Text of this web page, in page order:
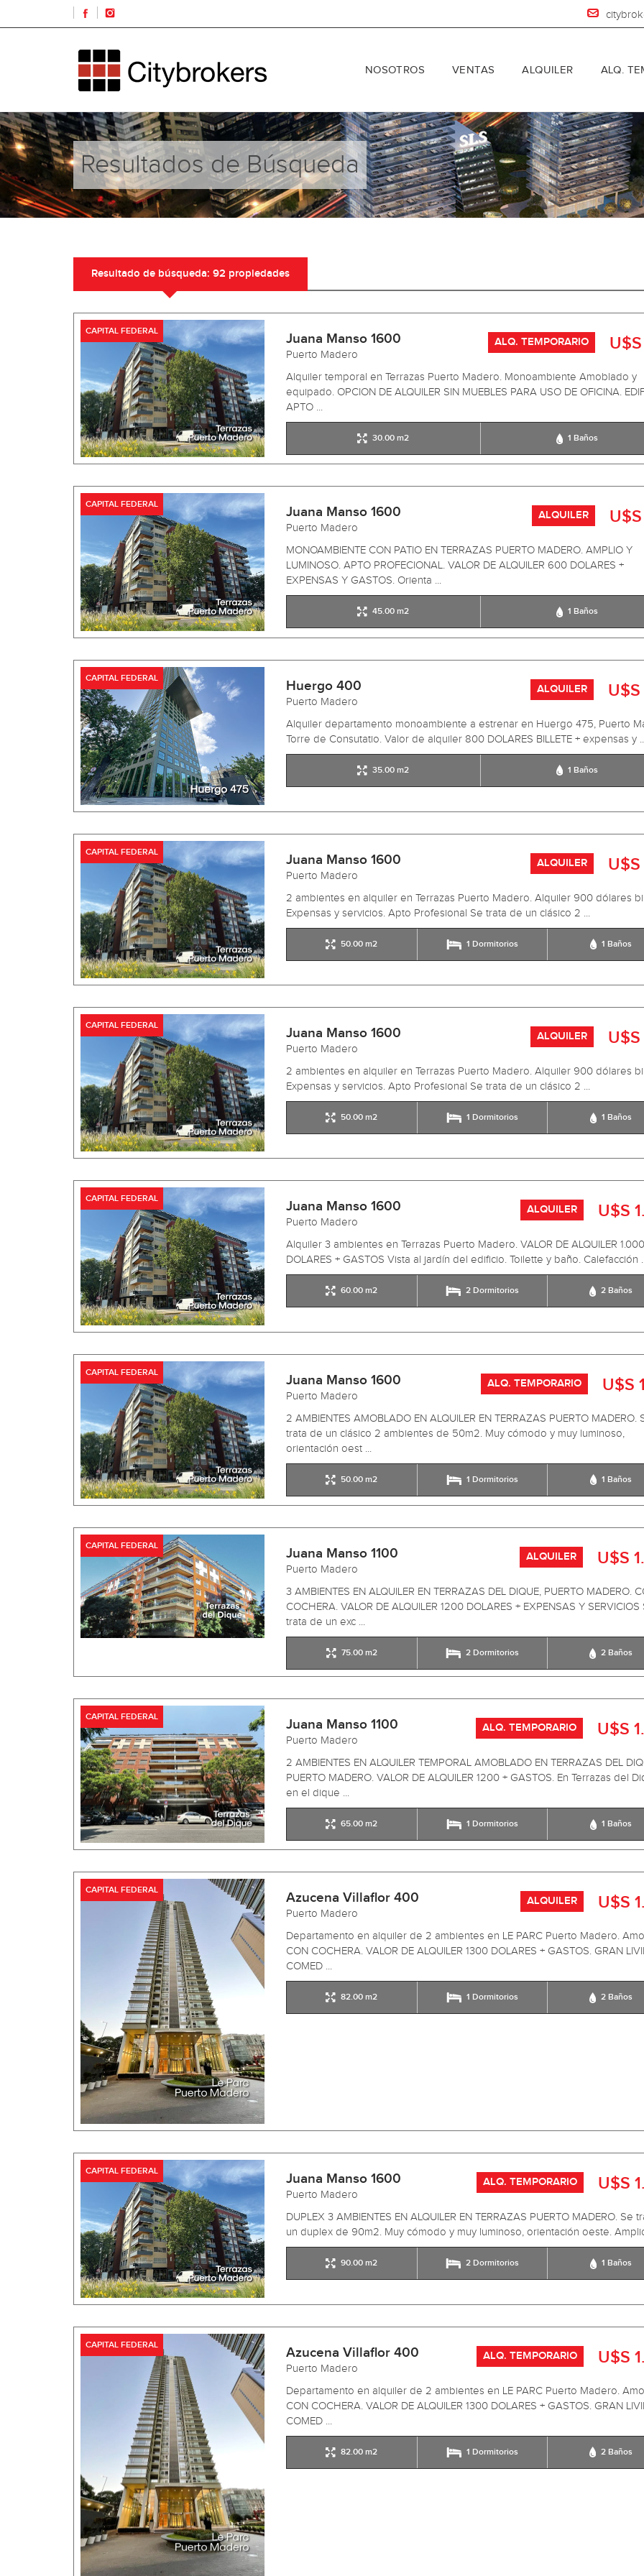
NOSOTROS VENTAS ALQUILER ALQ.
Resultados de Búsqueda
Resultado de búsqueda: 92 propiedades
CAPITAL FEDERAL
ALQ. TEMPORARIO
Juana Manso 1600
Puerto Madero
Alquiler temporal en Terrazas Puerto Madero. Monoambiente Amoblado y
equipado. OPCION DE ALQUILER SIN MUEBLES PARA USO DE OFICINA.
APTO ...
30.00 m2 1 Baños
CAPITAL FEDERAL
ALQUILER
Juana Manso 1600
Puerto Madero
MONOAMBIENTE CON PATIO EN TERRAZAS PUERTO MADERO. AMPLIO Y
LUMINOSO. APTO PROFECIONAL. VALOR DE ALQUILER 600 DOLARES +
EXPENSAS Y GASTOS. Orienta ...
45.00 m2 1 Baños
CAPITAL FEDERAL
ALQUILER
Huergo 400
Puerto Madero
Alquiler departamento monoambiente a estrenar en Huergo 475, Puerto
Torre de Consutatio. Valor de alquiler 800 DOLARES BILLETE + expensas y
35.00 m2 1 Baños
CAPITAL FEDERAL
ALQUILER
Juana Manso 1600
Puerto Madero
2 ambientes en alquiler en Terrazas Puerto Madero. Alquiler 900 dólares
Expensas y servicios. Apto Profesional Se trata de un clásico 2 ...
50.00 m2 1 Dormitorios 1 Baños
CAPITAL FEDERAL
ALQUILER
Juana Manso 1600
Puerto Madero
2 ambientes en alquiler en Terrazas Puerto Madero. Alquiler 900 dólares
Expensas y servicios. Apto Profesional Se trata de un clásico 2 ...
50.00 m2 1 Dormitorios 1 Baños
CAPITAL FEDERAL
U$S
ALQUILER
Juana Manso 1600
Puerto Madero
Alquiler 3 ambientes en Terrazas Puerto Madero. VALOR DE ALQUILER 1.000
DOLARES + GASTOS Vista al jardín del edificio. Toilette y baño. Calefacción
60.00 m2 2 Dormitorios 2 Baños
CAPITAL FEDERAL
U$S
ALQ. TEMPORARIO
Juana Manso 1600
Puerto Madero
2 AMBIENTES AMOBLADO EN ALQUILER EN TERRAZAS PUERTO MADERO.
trata de un clásico 2 ambientes de 50m2. Muy cómodo y muy luminoso,
orientación oest ...
50.00 m2 1 Dormitorios 1 Baños
CAPITAL FEDERAL
U$S
ALQUILER
Juana Manso 1100
Puerto Madero
3 AMBIENTES EN ALQUILER EN TERRAZAS DEL DIQUE, PUERTO MADERO.
COCHERA. VALOR DE ALQUILER 1200 DOLARES + EXPENSAS Y SERVICIOS
trata de un exc ...
75.00 m2 2 Dormitorios 2 Baños
CAPITAL FEDERAL
U$S
ALQ. TEMPORARIO
Juana Manso 1100
Puerto Madero
2 AMBIENTES EN ALQUILER TEMPORAL AMOBLADO EN TERRAZAS DEL
PUERTO MADERO. VALOR DE ALQUILER 1200 + GASTOS. En Terrazas del
en el dique ...
65.00 m2 1 Dormitorios 1 Baños
CAPITAL FEDERAL
U$S
ALQUILER
Azucena Villaflor 400
Puerto Madero
Departamento en alquiler de 2 ambientes en LE PARC Puerto Madero.
CON COCHERA. VALOR DE ALQUILER 1300 DOLARES + GASTOS. GRAN
COMED ...
82.00 m2 1 Dormitorios 2 Baños
CAPITAL FEDERAL
U$S
ALQ. TEMPORARIO
Juana Manso 1600
Puerto Madero
DUPLEX 3 AMBIENTES EN ALQUILER EN TERRAZAS PUERTO MADERO. Se
un duplex de 90m2. Muy cómodo y muy luminoso, orientación oeste.
90.00 m2 2 Dormitorios 1 Baños
CAPITAL FEDERAL
U$S
ALQ. TEMPORARIO
Azucena Villaflor 400
Puerto Madero
Departamento en alquiler de 2 ambientes en LE PARC Puerto Madero.
CON COCHERA. VALOR DE ALQUILER 1300 DOLARES + GASTOS. GRAN
COMED ...
82.00 m2 1 Dormitorios 2 Baños